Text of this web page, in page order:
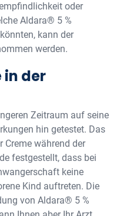
oder
Aldara® 5 %
kann der
werden.
in der
Zeitraum auf seine
hin getestet. Das
Creme während der
festgestellt, dass bei
keine
Kind auftreten. Die
von Aldara® 5 %